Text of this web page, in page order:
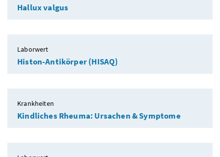
Hallux valgus
Laborwert
Histon-Antikörper (HISAQ)
Krankheiten
Kindliches Rheuma: Ursachen & Symptome